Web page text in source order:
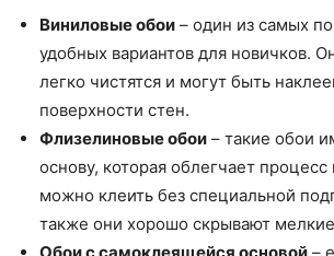
Виниловые обои – один из самых
удобных вариантов для новичков.
легко чистятся и могут быть
поверхности стен.
Флизелиновые обои – такие обои
основу, которая облегчает
можно клеить без специальной
также они хорошо скрывают